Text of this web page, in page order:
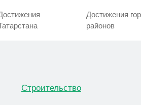
Достижения
районов
Строительство